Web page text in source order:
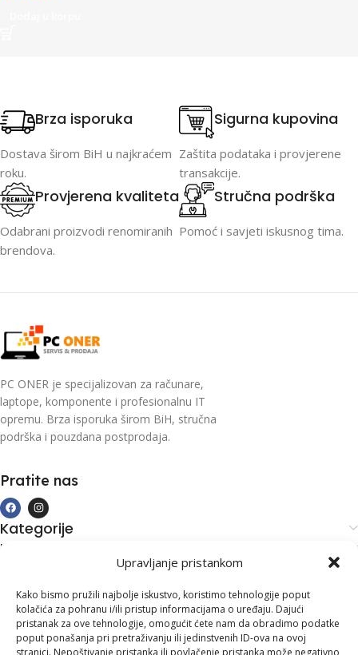
Upravljanje pristankom
Kako bismo pružili najbolje iskustvo, koristimo tehnologije poput
kolačića za pohranu i/ili pristup informacijama o uređaju. Dajući
pristanak za ove tehnologije, omogućit ćete nam da obradimo podatke
poput ponašanja pri pretraživanju ili jedinstvenih ID-ova na ovoj
stranici. Nepoštivanje pristanka ili povlačenje pristanka može negativno
Brza isporuka
Dostava širom BiH u najkraćem
roku.
Sigurna kupovina
Zaštita podataka i provjerene
transakcije.
Provjerena kvaliteta
Odabrani proizvodi renomiranih
brendova.
Stručna podrška
Pomoć i savjeti iskusnog tima.
PC ONER je specijalizovan za računare,
laptope, komponente i profesionalnu IT
opremu. Brza isporuka širom BiH, stručna
podrška i pouzdana postprodaja.
Pratite nas
Kategorije
Kupovina i podrška
Kontakt informacije
Branilaca Bosne, 75 300 Lukavac
+387 35 555 999